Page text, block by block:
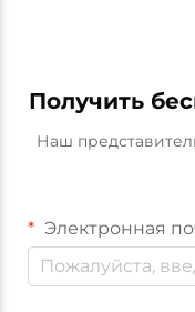
Получить
Наш
Электронная